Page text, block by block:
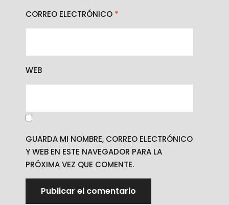
CORREO ELECTRÓNICO *
WEB
GUARDA MI NOMBRE, CORREO ELECTRÓNICO
Y WEB EN ESTE NAVEGADOR PARA LA
PRÓXIMA VEZ QUE COMENTE.